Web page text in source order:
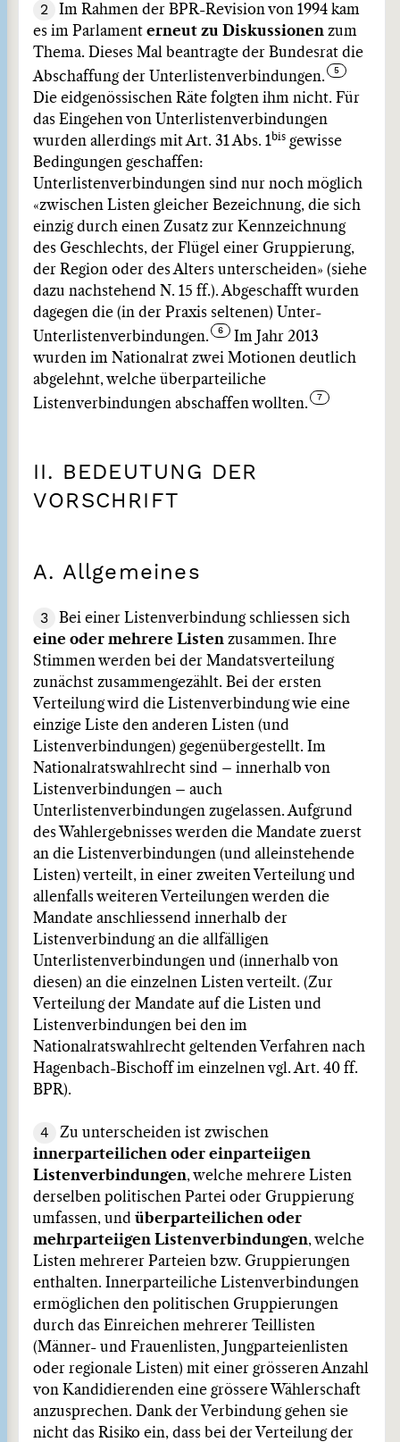
2
Im Rahmen der BPR-Revision von 1994 kam
es im Parlament erneut zu Diskussionen zum
Thema. Dieses Mal beantragte der Bundesrat die
Abschaffung der Unterlistenverbindungen.
Die eidgenössischen Räte folgten ihm nicht. Für
das Eingehen von Unterlistenverbindungen
wurden allerdings mit Art. 31 Abs. 1 bis gewisse
Bedingungen geschaffen:
Unterlistenverbindungen sind nur noch möglich
«zwischen Listen gleicher Bezeichnung, die sich
einzig durch einen Zusatz zur Kennzeichnung
des Geschlechts, der Flügel einer Gruppierung,
der Region oder des Alters unterscheiden» (siehe
dazu nachstehend N. 15 ff.). Abgeschafft wurden
dagegen die (in der Praxis seltenen) Unter-
Unterlistenverbindungen.
Im Jahr 2013
wurden im Nationalrat zwei Motionen deutlich
abgelehnt, welche überparteiliche
Listenverbindungen abschaffen wollten.
II. BEDEUTUNG DER
VORSCHRIFT
A. Allgemeines
3
Bei einer Listenverbindung schliessen sich
eine oder mehrere Listen zusammen. Ihre
Stimmen werden bei der Mandatsverteilung
zunächst zusammengezählt. Bei der ersten
Verteilung wird die Listenverbindung wie eine
einzige Liste den anderen Listen (und
Listenverbindungen) gegenübergestellt. Im
Nationalratswahlrecht sind – innerhalb von
Listenverbindungen – auch
Unterlistenverbindungen zugelassen. Aufgrund
des Wahlergebnisses werden die Mandate zuerst
an die Listenverbindungen (und alleinstehende
Listen) verteilt, in einer zweiten Verteilung und
allenfalls weiteren Verteilungen werden die
Mandate anschliessend innerhalb der
Listenverbindung an die allfälligen
Unterlistenverbindungen und (innerhalb von
diesen) an die einzelnen Listen verteilt. (Zur
Verteilung der Mandate auf die Listen und
Listenverbindungen bei den im
Nationalratswahlrecht geltenden Verfahren nach
Hagenbach-Bischoff im einzelnen vgl. Art. 40 ff.
BPR).
4
Zu unterscheiden ist zwischen
innerparteilichen oder einparteiigen
Listenverbindungen, welche mehrere Listen
derselben politischen Partei oder Gruppierung
umfassen, und überparteilichen oder
mehrparteiigen Listenverbindungen, welche
Listen mehrerer Parteien bzw. Gruppierungen
enthalten. Innerparteiliche Listenverbindungen
ermöglichen den politischen Gruppierungen
durch das Einreichen mehrerer Teillisten
(Männer- und Frauenlisten, Jungparteienlisten
oder regionale Listen) mit einer grösseren Anzahl
von Kandidierenden eine grössere Wählerschaft
anzusprechen. Dank der Verbindung gehen sie
nicht das Risiko ein, dass bei der Verteilung der